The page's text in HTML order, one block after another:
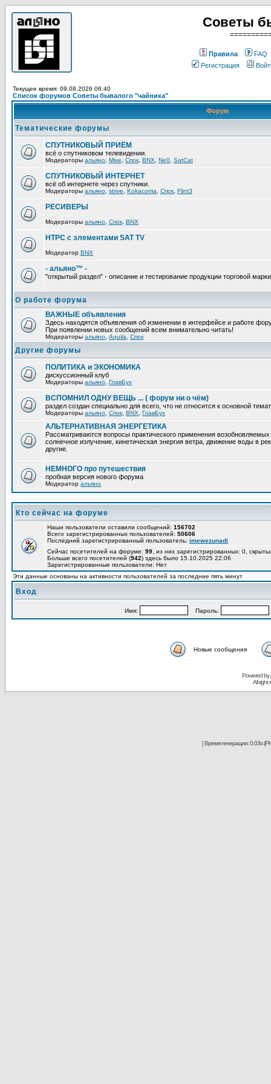
Советы
Правила
FAQ
Регистрация
Текущее время: 09.08.2026 06:40
Список форумов Советы бывалого "чайника"
Форум
Тематические форумы
СПУТНИКОВЫЙ ПРИЁМ
всё о спутниковом телевидении.
Модераторы альяно Mixe Спок BNX Ne0 SatCat
СПУТНИКОВЫЙ ИНТЕРНЕТ
всё об интернете через спутники.
Модераторы альяно strive Kokacoma Спок Flint3
РЕСИВЕРЫ
Модераторы альяно Спок BNX
HTPC с элементами SAT TV
Модератор BNX
- альяно™ -
"открытый раздел" - описание и тестирование продукции торговой
О работе форума
ВАЖНЫЕ объявления
Здесь находятся объявления об изменении в интерфейсе и работе
При появлении новых сообщений всем внимательно читать!
Модераторы альяно Aquila Спок
Другие форумы
ПОЛИТИКА и ЭКОНОМИКА
дискуссионный клуб
Модераторы альяно ГлавБух
ВСПОМНИЛ ОДНУ ВЕЩЬ ... ( форум ни о чём)
раздел создан специально для всего, что не относится к основной
Модераторы альяно Спок BNX ГлавБух
АЛЬТЕРНАТИВНАЯ ЭНЕРГЕТИКА
Рассматриваются вопросы практического применения
солнечное излучение, кинетическая энергия ветра, движение воды в
другие.
НЕМНОГО про путешествия
пробная версия нового форума
Модератор альяно
Кто сейчас на форуме
Наши пользователи оставили сообщений: 156702
Всего зарегистрированных пользователей: 50606
Последний зарегистрированный пользователь: imewezunadi
Сейчас посетителей на форуме: 99 , из них зарегистрированных: 0,
Больше всего посетителей (942) здесь было 15.10.2025 22:06
Зарегистрированные пользователи: Нет
Эти данные основаны на активности пользователей за последние пять минут
Вход
Имя: Пароль:
Новые сообщения
Powered
All right
[ Время генерации: 0.03s